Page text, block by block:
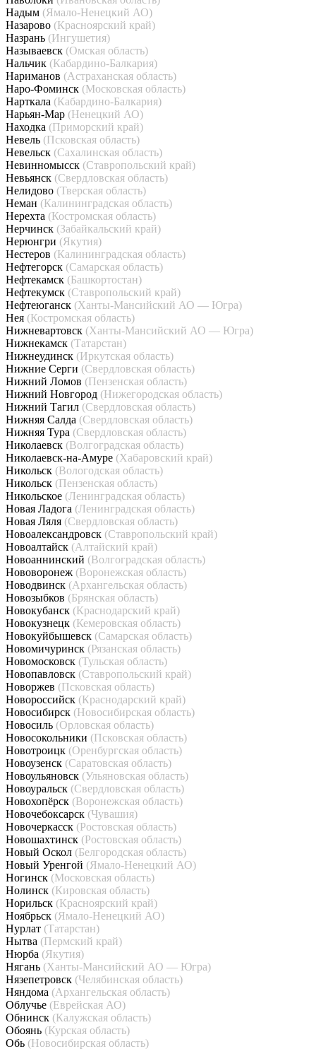
Надым (Ямало-Ненецкий АО)
Назарово (Красноярский край)
Назрань (Ингушетия)
Называевск (Омская область)
Нальчик (Кабардино-Балкария)
Нариманов (Астраханская область)
Наро-Фоминск (Московская область)
Нарткала (Кабардино-Балкария)
Нарьян-Мар (Ненецкий АО)
Находка (Приморский край)
Невель (Псковская область)
Невельск (Сахалинская область)
Невинномысск (Ставропольский край)
Невьянск (Свердловская область)
Нелидово (Тверская область)
Неман (Калининградская область)
Нерехта (Костромская область)
Нерчинск (Забайкальский край)
Нерюнгри (Якутия)
Нестеров (Калининградская область)
Нефтегорск (Самарская область)
Нефтекамск (Башкортостан)
Нефтекумск (Ставропольский край)
Нефтеюганск (Ханты-Мансийский АО — Югра)
Нея (Костромская область)
Нижневартовск (Ханты-Мансийский АО — Югра)
Нижнекамск (Татарстан)
Нижнеудинск (Иркутская область)
Нижние Серги (Свердловская область)
Нижний Ломов (Пензенская область)
Нижний Новгород (Нижегородская область)
Нижний Тагил (Свердловская область)
Нижняя Салда (Свердловская область)
Нижняя Тура (Свердловская область)
Николаевск (Волгоградская область)
Николаевск-на-Амуре (Хабаровский край)
Никольск (Вологодская область)
Никольск (Пензенская область)
Никольское (Ленинградская область)
Новая Ладога (Ленинградская область)
Новая Ляля (Свердловская область)
Новоалександровск (Ставропольский край)
Новоалтайск (Алтайский край)
Новоаннинский (Волгоградская область)
Нововоронеж (Воронежская область)
Новодвинск (Архангельская область)
Новозыбков (Брянская область)
Новокубанск (Краснодарский край)
Новокузнецк (Кемеровская область)
Новокуйбышевск (Самарская область)
Новомичуринск (Рязанская область)
Новомосковск (Тульская область)
Новопавловск (Ставропольский край)
Новоржев (Псковская область)
Новороссийск (Краснодарский край)
Новосибирск (Новосибирская область)
Новосиль (Орловская область)
Новосокольники (Псковская область)
Новотроицк (Оренбургская область)
Новоузенск (Саратовская область)
Новоульяновск (Ульяновская область)
Новоуральск (Свердловская область)
Новохопёрск (Воронежская область)
Новочебоксарск (Чувашия)
Новочеркасск (Ростовская область)
Новошахтинск (Ростовская область)
Новый Оскол (Белгородская область)
Новый Уренгой (Ямало-Ненецкий АО)
Ногинск (Московская область)
Нолинск (Кировская область)
Норильск (Красноярский край)
Ноябрьск (Ямало-Ненецкий АО)
Нурлат (Татарстан)
Нытва (Пермский край)
Нюрба (Якутия)
Нягань (Ханты-Мансийский АО — Югра)
Нязепетровск (Челябинская область)
Няндома (Архангельская область)
Облучье (Еврейская АО)
Обнинск (Калужская область)
Обоянь (Курская область)
Обь (Новосибирская область)